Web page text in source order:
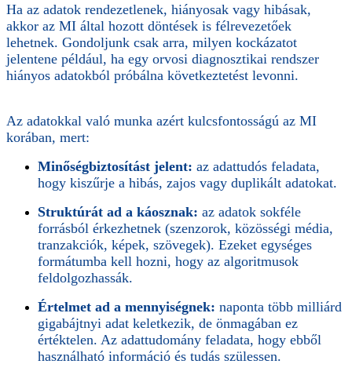
Ha az adatok rendezetlenek, hiányosak vagy hibásak,
akkor az MI által hozott döntések is félrevezetőek
lehetnek. Gondoljunk csak arra, milyen kockázatot
jelentene például, ha egy orvosi diagnosztikai rendszer
hiányos adatokból próbálna következtetést levonni.
Az adatokkal való munka azért kulcsfontosságú az MI
korában, mert:
Minőségbiztosítást jelent: az adattudós feladata,
hogy kiszűrje a hibás, zajos vagy duplikált adatokat.
Struktúrát ad a káosznak: az adatok sokféle
forrásból érkezhetnek (szenzorok, közösségi média,
tranzakciók, képek, szövegek). Ezeket egységes
formátumba kell hozni, hogy az algoritmusok
feldolgozhassák.
Értelmet ad a mennyiségnek: naponta több milliárd
gigabájtnyi adat keletkezik, de önmagában ez
értéktelen. Az adattudomány feladata, hogy ebből
használható információ és tudás szülessen.